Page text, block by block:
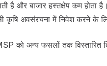
है और बाजार हस्तक्षेप कम होता है।
कृषि अवसंरचना में निवेश करने के
को अन्य फसलों तक विस्तारित